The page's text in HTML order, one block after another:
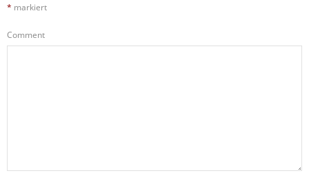
* markiert
Comment